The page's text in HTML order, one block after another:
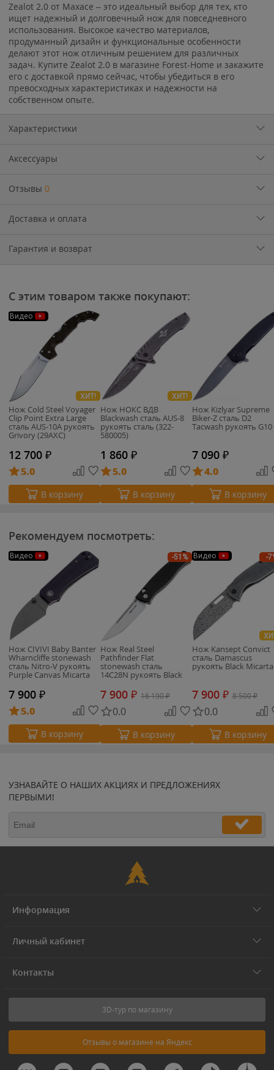
Zealot 2.0 от Maxace – это идеальный выбор для тех, кто
ищет надежный и долговечный нож для повседневного
использования. Высокое качество материалов,
продуманный дизайн и функциональные особенности
делают этот нож отличным решением для различных
задач. Купите Zealot 2.0 в магазине Forest-Home и закажите
его с доставкой прямо сейчас, чтобы убедиться в его
превосходных характеристиках и надежности на
собственном опыте.
Характеристики
Аксессуары
Отзывы 0
Доставка и оплата
Гарантия и возврат
С этим товаром также покупают:
Видео
ХИТ!
Нож Cold Steel Voyager
Clip Point Extra Large
сталь AUS-10A рукоять
Grivory (29AXC)
12 700 ₽
5.0
В корзину
ХИТ!
Нож НОКС ВДВ
Blackwash сталь AUS-8
рукоять сталь (322-
580005)
1 860 ₽
5.0
В корзину
Нож Kizlyar Supreme
Biker-Z сталь D2
Tacwash рукоять G10
7 090 ₽
4.0
В корзину
Рекомендуем посмотреть:
Видео
Нож CIVIVI Baby Banter
Wharncliffe stonewash
сталь Nitro-V рукоять
Purple Canvas Micarta
7 900 ₽
5.0
В корзину
-51%
Нож Real Steel
Pathfinder Flat
stonewash сталь
14C28N рукоять Black
G10 (7851BS)
7 900 ₽ 16 190₽
0.0
В корзину
-
Видео
Нож Kansept Convict
сталь Damascus
рукоять Black Micarta
7 900 ₽ 8 500₽
0.0
В корзину
УЗНАВАЙТЕ О НАШИХ АКЦИЯХ И ПРЕДЛОЖЕНИЯХ
ПЕРВЫМИ!
Информация
Личный кабинет
Контакты
3D-тур по магазину
Отзывы о магазине на Яндекс